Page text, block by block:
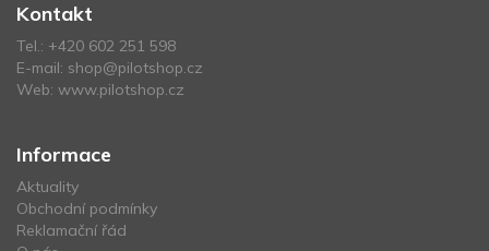
Kontakt
Tel.: +420 602 251 598
E-mail: shop@pilotshop.cz
Web: www.pilotshop.cz
Informace
Aktuality
Obchodní podmínky
Reklamační řád